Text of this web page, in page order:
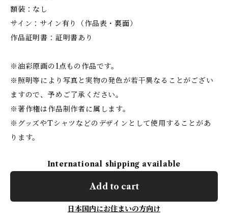
額装：なし
サイン：サイン有り（作品表・裏面）
作品証明書：証明書あり
※油彩原画の1点もの作品です。
※照明等により写真と実物の発色が若干異なることがござい
ますので、予めご了承ください。
※著作権は作品制作者に属します。
※グッズやTシャツなどのデザインとして使用することがあ
ります。
International shipping available
Add to cart
日本国内にお住まいの方向け